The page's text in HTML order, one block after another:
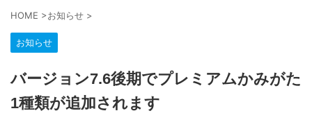
HOME >お知らせ >
お知らせ
バージョン7.6後期でプレミアムかみがた
1種類が追加されます